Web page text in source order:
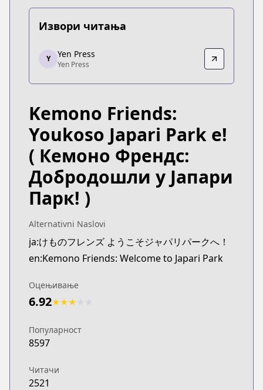
Извори читања
Yen Press
Yen Press
https://yenpress.com/series/kemono-friends
Y Yen Press
Yen Press
Kemono Friends:
Youkoso Japari Park e!
( Кемоно Френдс:
Добродошли у Јапари
Парк! )
Alternativni Naslovi
ja:けものフレンズ ようこそジャパリパークへ！
en:Kemono Friends: Welcome to Japari Park
Оцењивање
6.92★★★
Популарност
8597
Читачи
2521